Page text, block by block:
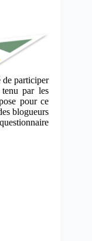
de participer
par les
pour ce
blogueurs